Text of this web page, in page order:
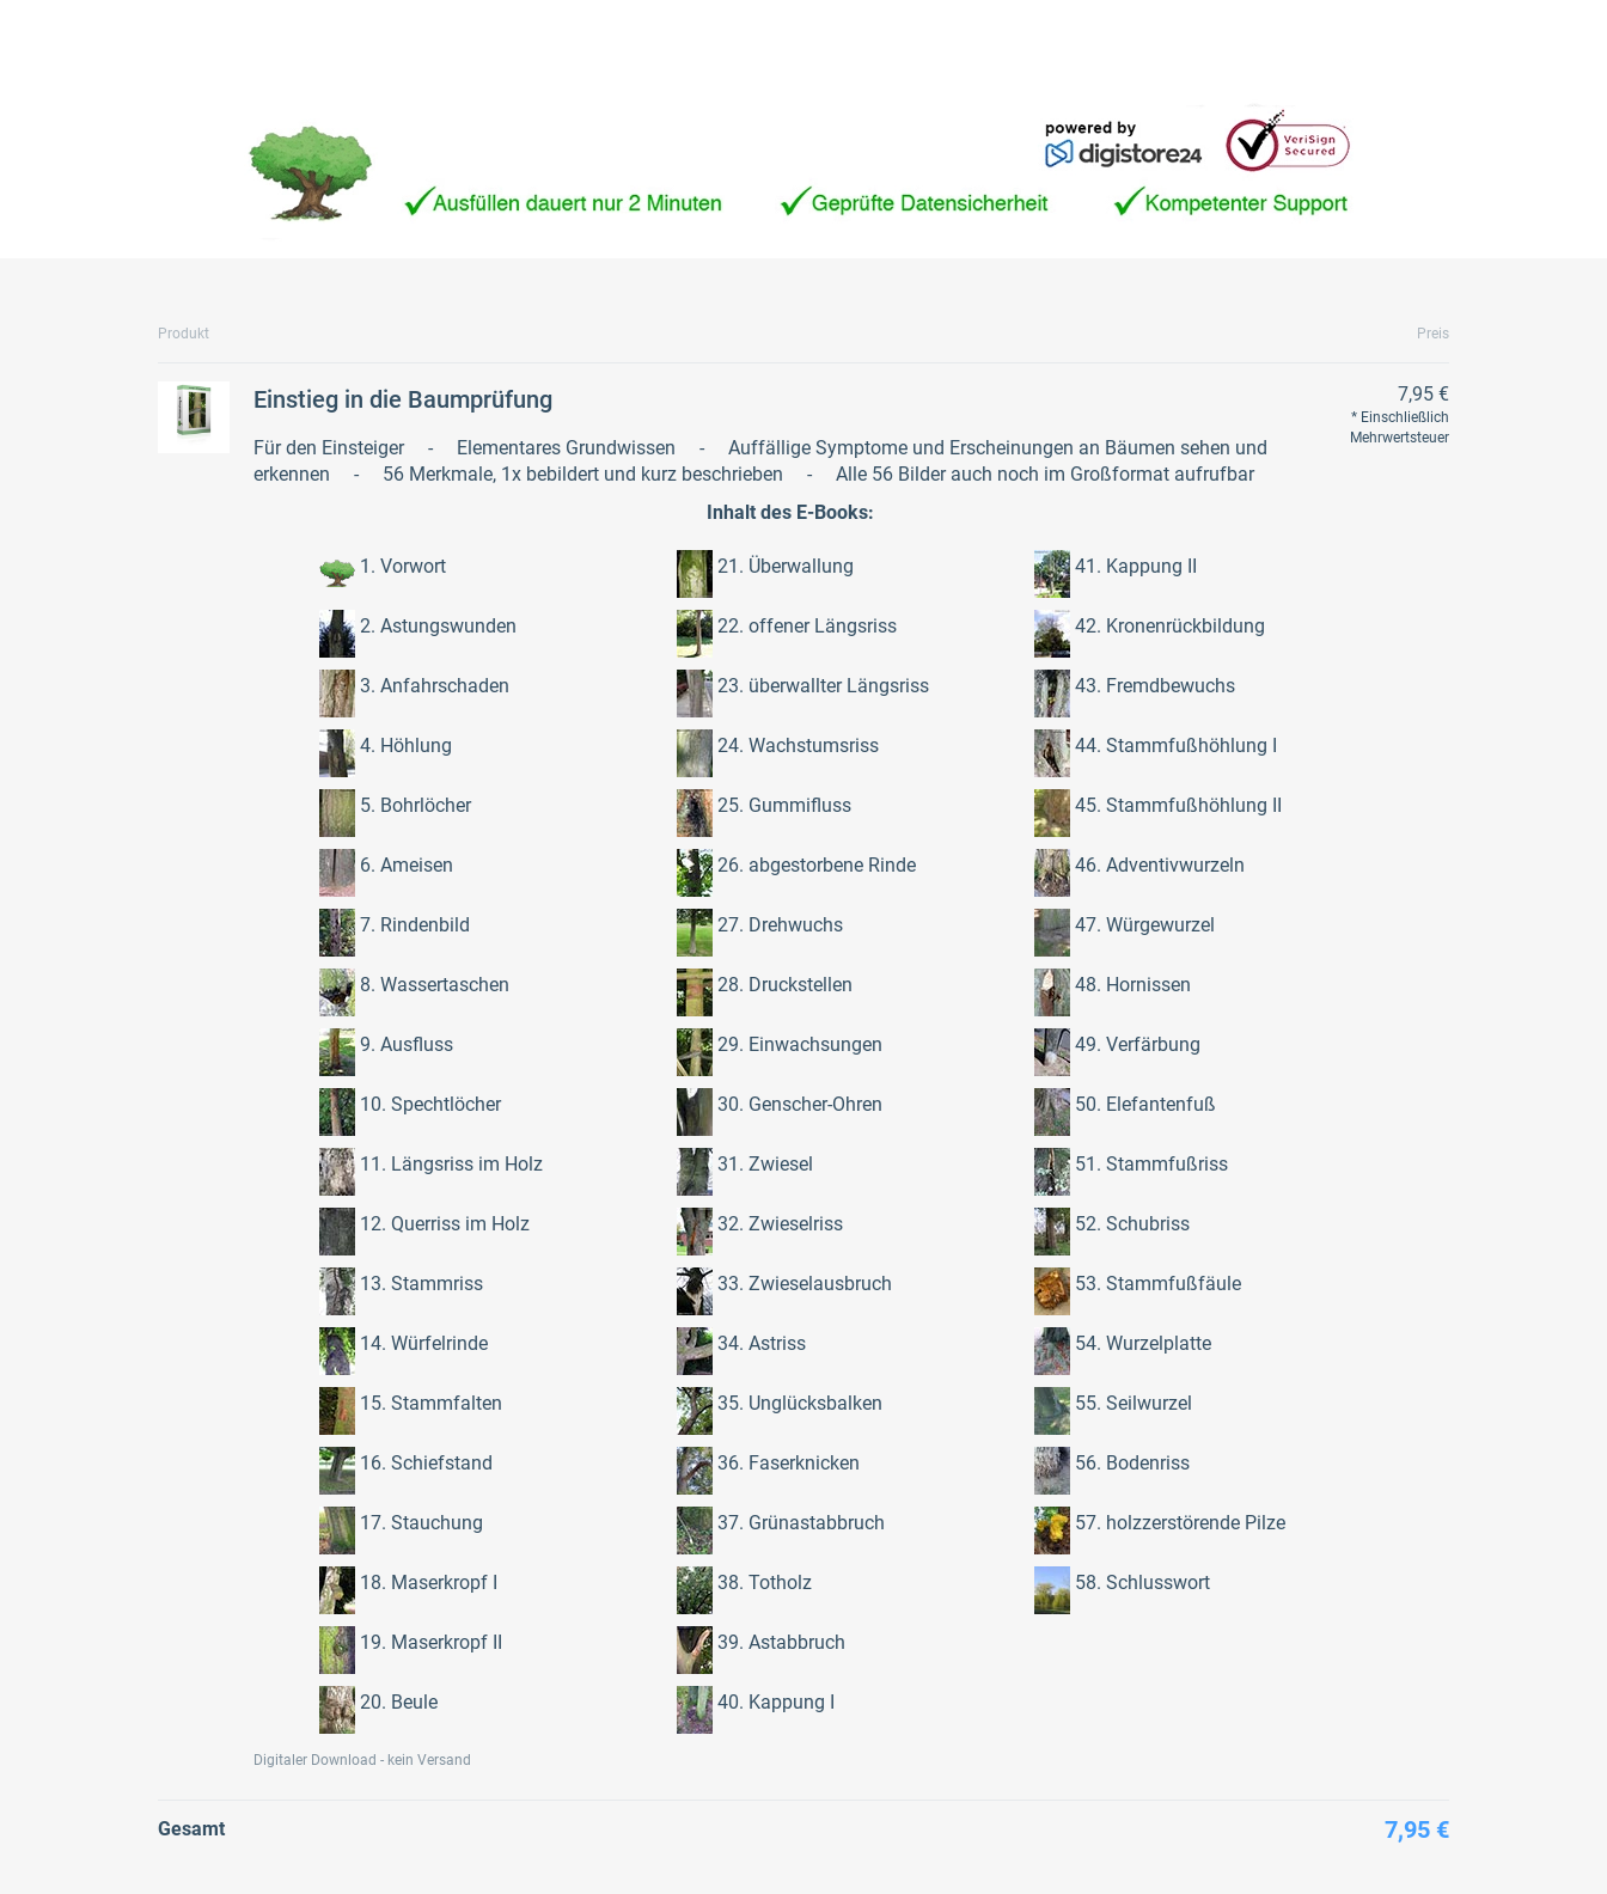
Produkt Preis
Einstieg in die Baumprüfung
Für den Einsteiger - Elementares Grundwissen - Auffällige Symptome und Erscheinungen an Bäumen sehen und
erkennen - 56 Merkmale, 1x bebildert und kurz beschrieben - Alle 56 Bilder auch noch im Großformat aufrufbar
Inhalt des E-Books:
1. Vorwort
2. Astungswunden
3. Anfahrschaden
4. Höhlung
5. Bohrlöcher
6. Ameisen
7. Rindenbild
8. Wassertaschen
9. Ausfluss
10. Spechtlöcher
11. Längsriss im Holz
12. Querriss im Holz
13. Stammriss
14. Würfelrinde
15. Stammfalten
16. Schiefstand
17. Stauchung
18. Maserkropf I
19. Maserkropf II
20. Beule
21. Überwallung
22. offener Längsriss
23. überwallter Längsriss
24. Wachstumsriss
25. Gummifluss
26. abgestorbene Rinde
27. Drehwuchs
28. Druckstellen
29. Einwachsungen
30. Genscher-Ohren
31. Zwiesel
32. Zwieselriss
33. Zwieselausbruch
34. Astriss
35. Unglücksbalken
36. Faserknicken
37. Grünastabbruch
38. Totholz
39. Astabbruch
40. Kappung I
41. Kappung II
42. Kronenrückbildung
43. Fremdbewuchs
44. Stammfußhöhlung I
45. Stammfußhöhlung II
46. Adventivwurzeln
47. Würgewurzel
48. Hornissen
49. Verfärbung
50. Elefantenfuß
51. Stammfußriss
52. Schubriss
53. Stammfußfäule
54. Wurzelplatte
55. Seilwurzel
56. Bodenriss
57. holzzerstörende Pilze
58. Schlusswort
Digitaler Download - kein Versand
7,95 €
Einschließlich
Mehrwertsteuer
Gesamt 7,95 €